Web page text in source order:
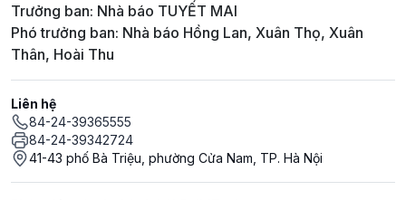
Trưởng ban: Nhà báo TUYẾT MAI
Phó trưởng ban: Nhà báo Hồng Lan, Xuân Thọ, Xuân
Thân, Hoài Thu
Liên hệ
84-24-39365555
84-24-39342724
41-43 phố Bà Triệu, phường Cửa Nam, TP. Hà Nội